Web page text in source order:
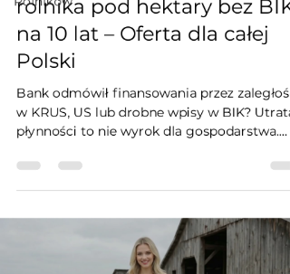
rolnika pod hektary bez BIK
na 10 lat – Oferta dla całej
Polski
Bank odmówił finansowania przez
w KRUS, US lub drobne wpisy w BIK? Utrata
płynności to nie wyrok dla gospodarstwa.
hipoteczna dla rolników pod zastaw ziemi.
Jako bezpośredni inwestor oferuję stabilny
Gwarantuję żelazne zasady: zabezpieczenie
wyłącznie w Dziale IV Księgi Wieczystej
przewłaszczeń!) i brak rat balonowych.